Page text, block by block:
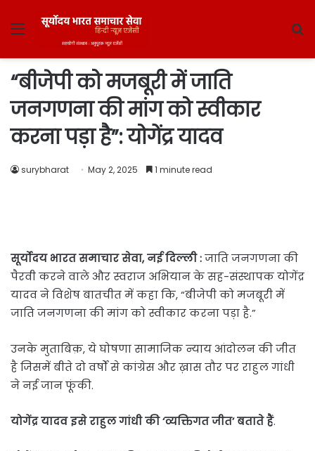
Menu
“बीजेपी को मजबूरी में जाति
जनगणना की मांग को स्वीकार
करना पड़ा है”: योगेंद्र यादव
surybharat May 2, 2025 1 minute read
सूर्योदय भारत समाचार सेवा, नई दिल्ली :जाति जनगणना की
पैरवी करने वाले और स्वराज अभियान के सह-संस्थापक योगेंद्र
यादव ने विशेष बातचीत में कहा कि, “बीजेपी को मजबूरी में
जाति जनगणना की मांग को स्वीकार करना पड़ा है.”
उनके मुताबिक़, ये घोषणा सामाजिक न्याय आंदोलन की जीत
है जिसमें बीते दो वर्षों से कांग्रेस और ख़ास तौर पर राहुल गांधी
ने नई जान फूंकी.
योगेंद्र यादव इसे राहुल गांधी की ‘व्यक्तिगत जीत’ बताते हैं.